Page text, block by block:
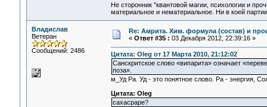
Не сторонник "квантовой магии, психологии и
материальное и нематериальное. Ни в коей
Владислав
Ветеран
Сообщений: 2486
Re: Амрита. Хим. формула (состав) и
« Ответ #35 : 03 Декабря 2012, 22:39:16 »
Цитата: Oleg от 17 Марта 2010, 21:12:02
Санскритское слово «випарита» означает
поза».
м_Уд Ра. Уд - это понятное слово. Ра - энергия,
Цитата: Oleg
сахасраре?